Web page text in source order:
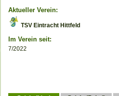
Aktueller Verein:
TSV Eintracht Hittfeld
Im Verein seit:
7/2022